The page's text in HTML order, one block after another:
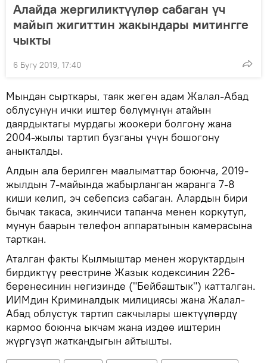
Алайда жергиликтүүлөр сабаган үч
майып жигиттин жакындары митингге
чыкты
6 Бугу 2019, 17:40
Мындан сырткары, таяк жеген адам Жалал-Абад
облусунун ички иштер бөлүмүнүн атайын
даярдыктагы мурдагы жоокери болгону жана
2004-жылы тартип бузганы үчүн бошогону
аныкталды.
Алдын ала берилген маалыматтар боюнча, 2019-
жылдын 7-майында жабырланган жаранга 7-8
киши келип, эч себепсиз сабаган. Алардын бири
бычак такаса, экинчиси тапанча менен коркутуп,
мунун баарын телефон аппаратынын камерасына
тарткан.
Аталган факты Кылмыштар менен жоруктардын
бирдиктүү реестрине Жазык кодексинин 226-
беренесинин негизинде ("Бейбаштык") катталган.
ИИМдин Криминалдык милициясы жана Жалал-
Абад облустук тартип сакчылары шектүүлөрдү
кармоо боюнча ыкчам жана издөө иштерин
жүргүзүп жаткандыгын айтышты.